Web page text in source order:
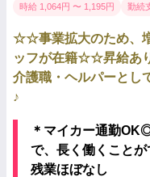
時給 1,064円 〜 1,195円 勤続
☆☆事業拡大のため、
ッフが在籍☆☆昇給あ
介護職・ヘルパーとし
♪
＊マイカー通勤
で、長く働くこと
残業ほぼなし